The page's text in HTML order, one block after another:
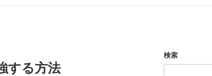
する方法
検索